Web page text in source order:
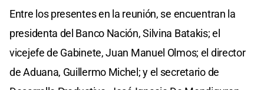
Entre los presentes en la reunión, se encuentran la
presidenta del Banco Nación, Silvina Batakis; el
vicejefe de Gabinete, Juan Manuel Olmos; el director
de Aduana, Guillermo Michel; y el secretario de